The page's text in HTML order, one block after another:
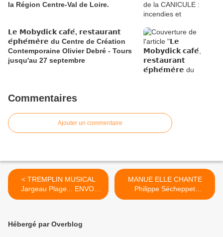
la Région Centre-Val de Loire.
𝗟𝗲 𝗠𝗼𝗯𝘆𝗱𝗶𝗰𝗸 𝗰𝗮𝗳𝗲́, 𝗿𝗲𝘀𝘁𝗮𝘂𝗿𝗮𝗻𝘁
𝗲́𝗽𝗵𝗲́𝗺𝗲̀𝗿𝗲 du Centre de Création
Contemporaine Olivier Debré - Tours
jusqu'au 27 septembre
Commentaires
Ajouter un commentaire
< TREMPLIN MUSICAL
Jargeau Plage​... ENVOI
DES...
MANUE ELLE CHANTE​
Philippe Sécheppet
guitare... >
Hébergé par Overblog